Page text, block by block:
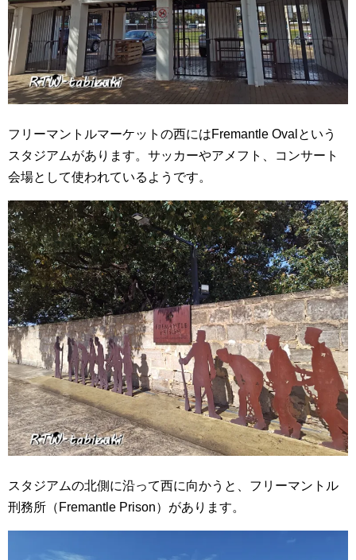
フリーマントルマーケットの西にはFremantle Ovalという
スタジアムがあります。サッカーやアメフト、コンサート
会場として使われているようです。
スタジアムの北側に沿って西に向かうと、フリーマントル
刑務所（Fremantle Prison）があります。